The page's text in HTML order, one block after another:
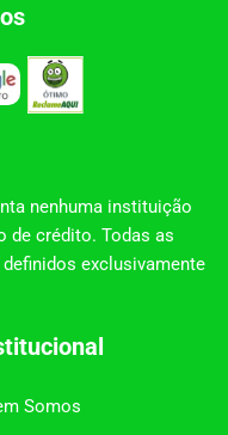
nenhuma instituição
de crédito. Todas as
exclusivamente
Somos